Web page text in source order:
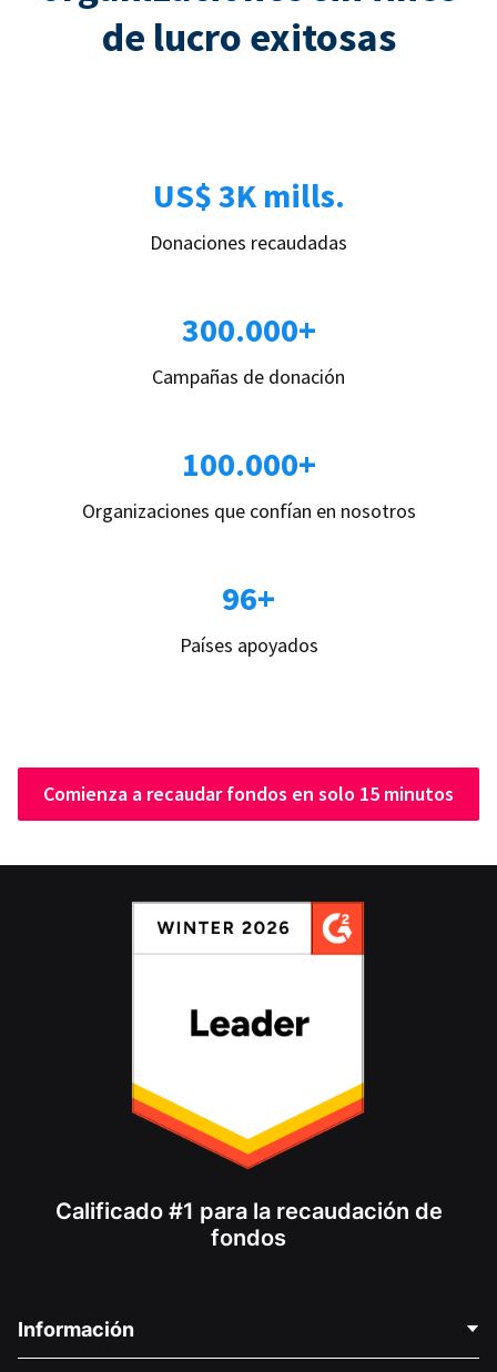
de lucro exitosas
US$ 3K mills.
Donaciones recaudadas
300.000+
Campañas de donación
100.000+
Organizaciones que confían en nosotros
96+
Países apoyados
Comienza a recaudar fondos en solo 15 minutos
Calificado #1 para la recaudación de
fondos
Información